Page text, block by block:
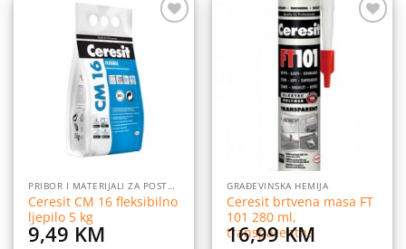
PRIBOR I MATERIJALI ZA POSTAVLJANJE PLOČICA
Ceresit CM 16 fleksibilno
ljepilo 5 kg
9,49 KM
GRAĐEVINSKA HEMIJA
Ceresit brtvena masa FT
101 280 ml,
transparentna
16,99KM